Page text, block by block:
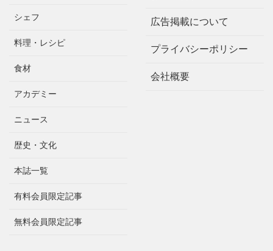
シェフ
料理・レシピ
食材
アカデミー
ニュース
歴史・文化
本誌一覧
有料会員限定記事
無料会員限定記事
広告掲載について
プライバシーポリシー
会社概要